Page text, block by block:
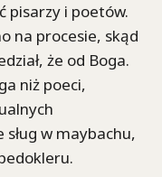
pisarzy i poetów.
na procesie, skąd
że od Boga.
niż poeci,
w maybachu,